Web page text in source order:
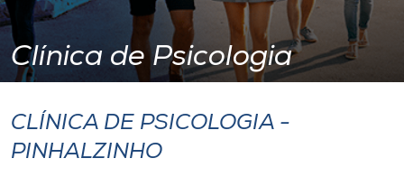
A
Unoesc
Internacionalização
Clínica de Psicologia
CLÍNICA DE PSICOLOGIA -
PINHALZINHO